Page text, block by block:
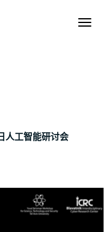
人工智能研讨会